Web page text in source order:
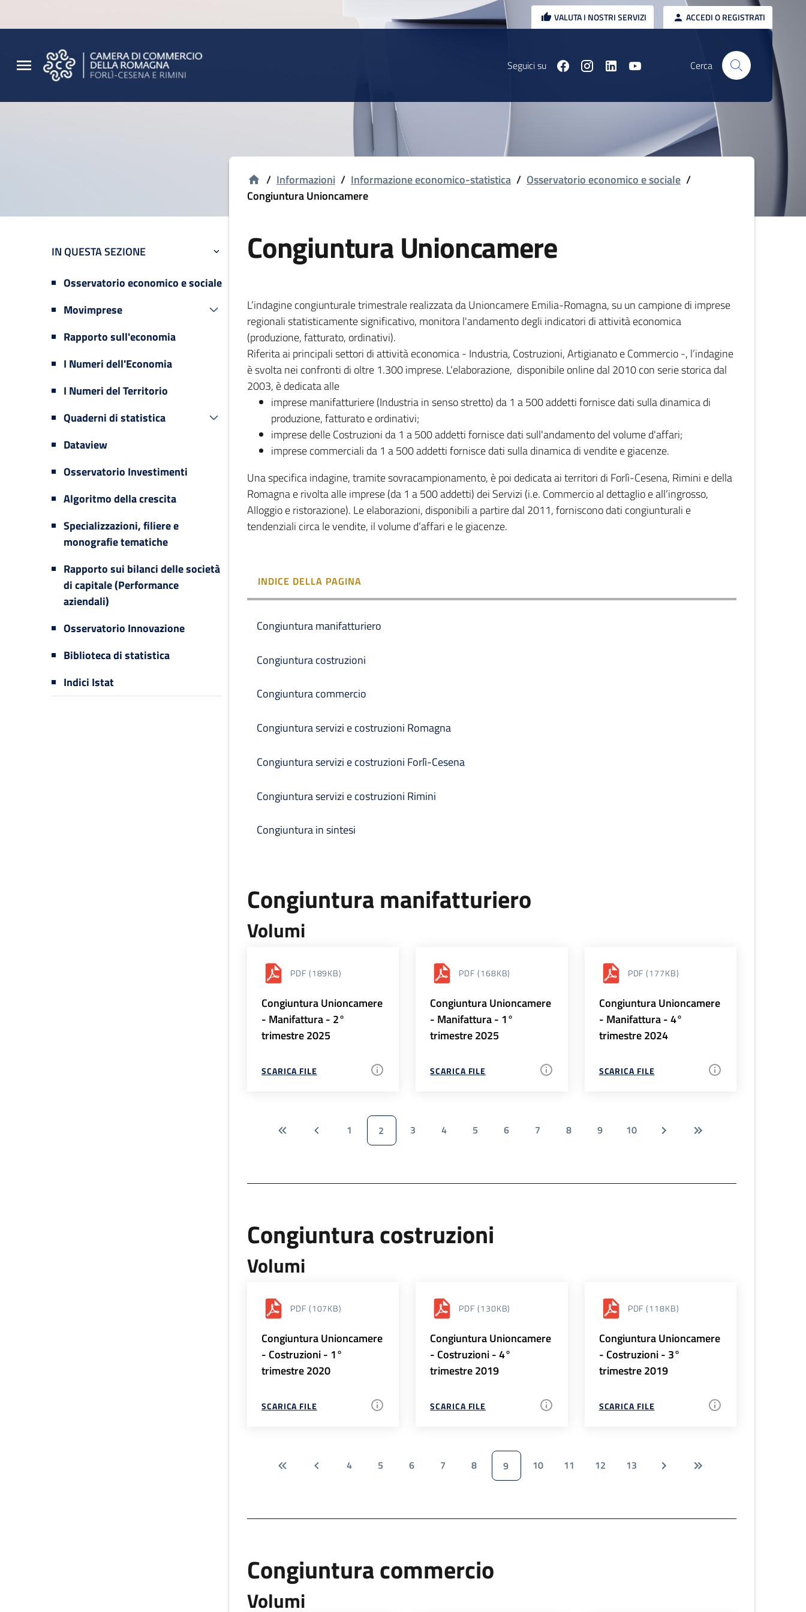
VALUTA I NOSTRI SERVIZI ACCEDI O REGISTRATI
Seguici su Cerca
IN QUESTA SEZIONE
Osservatorio economico e sociale
Movimprese
Rapporto sull'economia
I Numeri dell'Economia
I Numeri del Territorio
Quaderni di statistica
Dataview
Osservatorio Investimenti
Algoritmo della crescita
Specializzazioni, filiere e
monografie tematiche
Rapporto sui bilanci delle società
di capitale (Performance
aziendali)
Osservatorio Innovazione
Biblioteca di statistica
Indici Istat
/ Informazioni / Informazione economico-statistica / Osservatorio economico e sociale /
Congiuntura Unioncamere
Congiuntura Unioncamere
L’indagine congiunturale trimestrale realizzata da Unioncamere Emilia-Romagna, su un campione di imprese
regionali statisticamente significativo, monitora l'andamento degli indicatori di attività economica
(produzione, fatturato, ordinativi).
Riferita ai principali settori di attività economica - Industria, Costruzioni, Artigianato e Commercio -, l’indagine
è svolta nei confronti di oltre 1.300 imprese. L'elaborazione, disponibile online dal 2010 con serie storica dal
2003, è dedicata alle
imprese manifatturiere (Industria in senso stretto) da 1 a 500 addetti fornisce dati sulla dinamica di
produzione, fatturato e ordinativi;
imprese delle Costruzioni da 1 a 500 addetti fornisce dati sull'andamento del volume d'affari;
imprese commerciali da 1 a 500 addetti fornisce dati sulla dinamica di vendite e giacenze.
Una specifica indagine, tramite sovracampionamento, è poi dedicata ai territori di Forlì-Cesena, Rimini e della
Romagna e rivolta alle imprese (da 1 a 500 addetti) dei Servizi (i.e. Commercio al dettaglio e all’ingrosso,
Alloggio e ristorazione). Le elaborazioni, disponibili a partire dal 2011, forniscono dati congiunturali e
tendenziali circa le vendite, il volume d’affari e le giacenze.
INDICE DELLA PAGINA
Congiuntura manifatturiero
Congiuntura costruzioni
Congiuntura commercio
Congiuntura servizi e costruzioni Romagna
Congiuntura servizi e costruzioni Forlì-Cesena
Congiuntura servizi e costruzioni Rimini
Congiuntura in sintesi
Congiuntura manifatturiero
Volumi
PDF (189KB)
Congiuntura Unioncamere
- Manifattura - 2°
trimestre 2025
SCARICA FILE
PDF (168KB)
Congiuntura Unioncamere
- Manifattura - 1°
trimestre 2025
SCARICA FILE
PDF (177KB)
Congiuntura Unioncamere
- Manifattura - 4°
trimestre 2024
SCARICA FILE
1 2 3 4 5 6 7 8 9 10
Congiuntura costruzioni
Volumi
PDF (107KB)
Congiuntura Unioncamere
- Costruzioni - 1°
trimestre 2020
SCARICA FILE
PDF (130KB)
Congiuntura Unioncamere
- Costruzioni - 4°
trimestre 2019
SCARICA FILE
PDF (118KB)
Congiuntura Unioncamere
- Costruzioni - 3°
trimestre 2019
SCARICA FILE
4 5 6 7 8 9 10 11 12 13
Congiuntura commercio
Volumi